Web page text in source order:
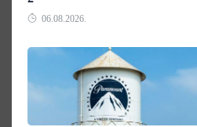
06.08.2026.